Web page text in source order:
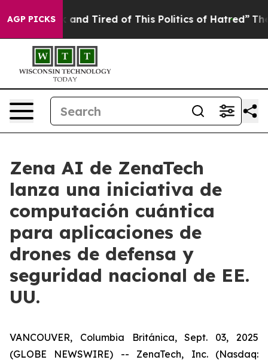
AGP PICKS
Sick and Tired of This Politics of Hatred” The Story
Zena AI de ZenaTech
lanza una iniciativa de
computación cuántica
para aplicaciones de
drones de defensa y
seguridad nacional de EE.
UU.
VANCOUVER, Columbia Británica, Sept. 03, 2025
(GLOBE NEWSWIRE) -- ZenaTech, Inc. (Nasdaq: